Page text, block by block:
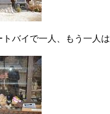
トバイで一人、もう一人